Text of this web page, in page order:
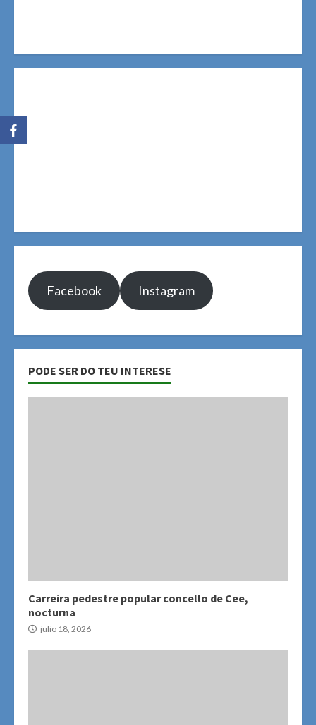
Facebook Instagram
PODE SER DO TEU INTERESE
Carreira pedestre popular concello de Cee,
nocturna
julio 18, 2026